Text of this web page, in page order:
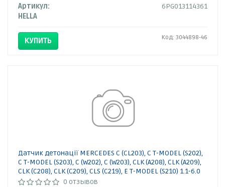
Артикул:
6PG013114361
HELLA
КУПИТЬ Код: 3044898-46
Датчик детонації MERCEDES C (CL203), C T-MODEL (S202),
C T-MODEL (S203), C (W202), C (W203), CLK (A208), CLK (A209),
CLK (C208), CLK (C209), CLS (C219), E T-MODEL (S210) 1.1-6.0
08.90- 6PG013114371 HELLA
0 отзывов